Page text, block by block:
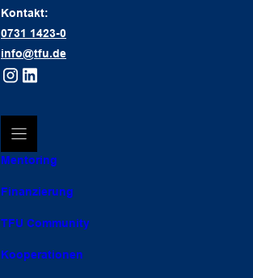
Kontakt:
0731 1423-0
info@tfu.de
Mentoring
Finanzierung
TFU Community
Kooperationen